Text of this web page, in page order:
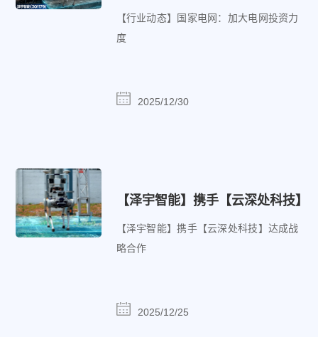
【行业动态】国家电网：加大电网投资力
度
2025/12/30
【泽宇智能】携手【云深处科技】
【泽宇智能】携手【云深处科技】达成战
略合作
2025/12/25